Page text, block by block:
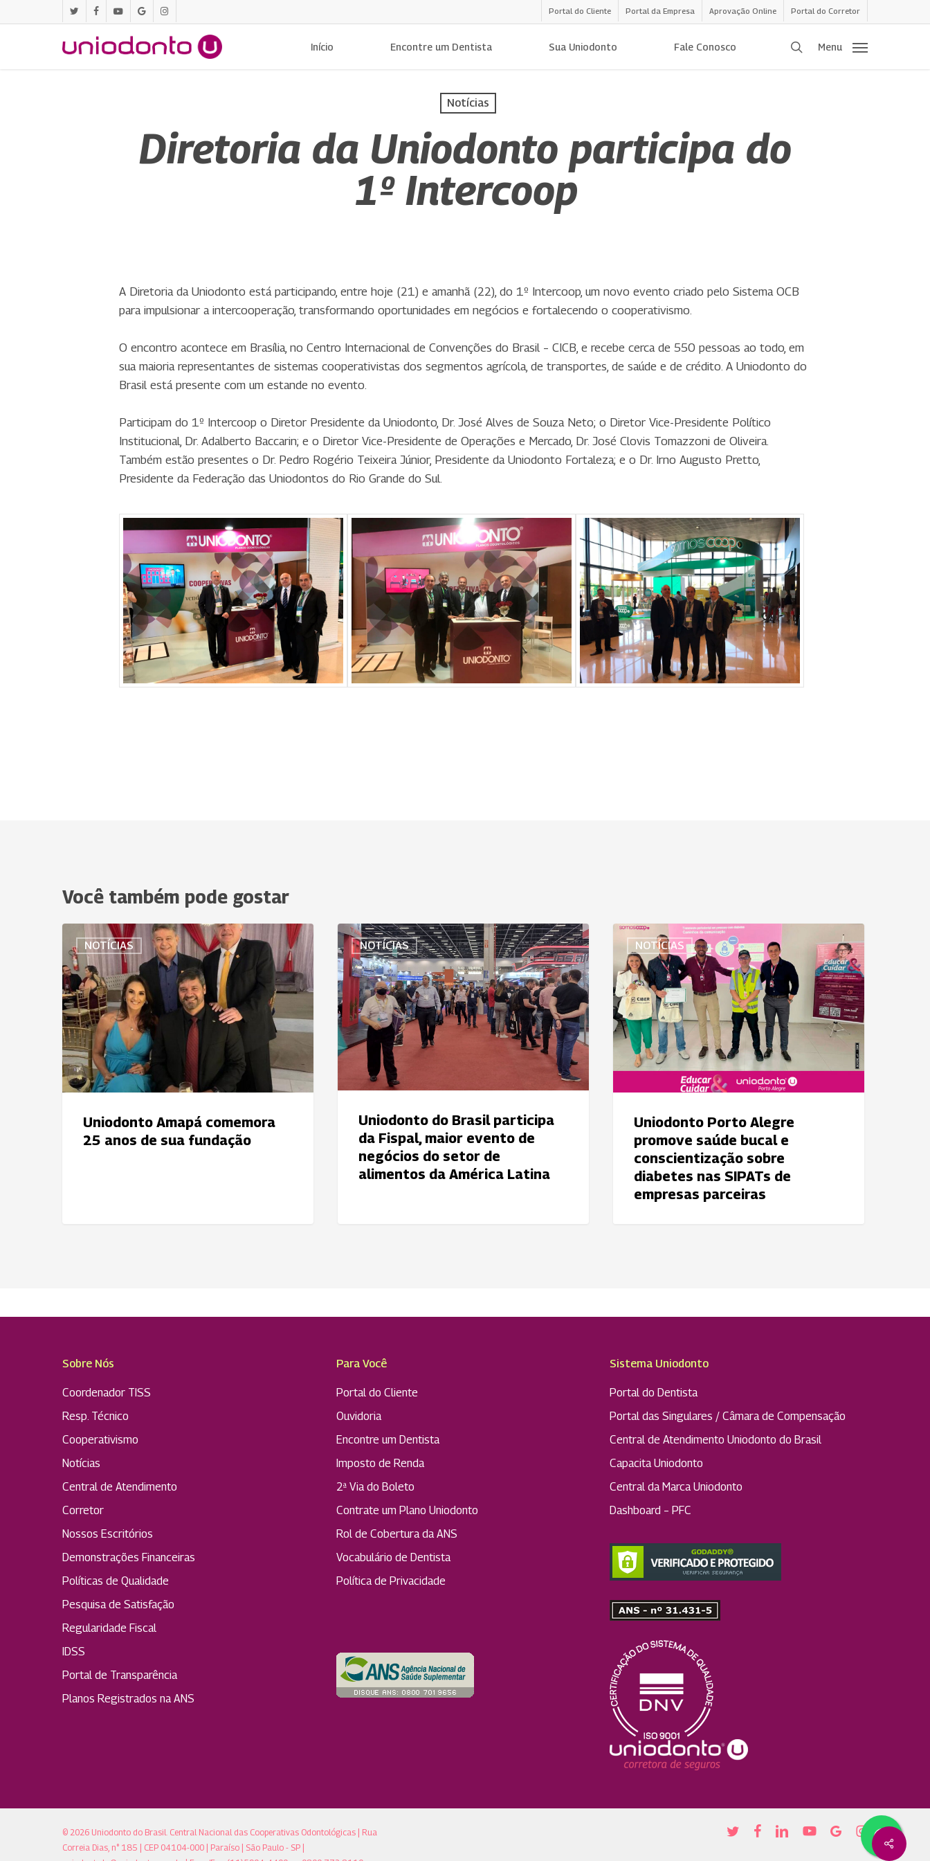
para
twitterfacebookyoutubegoogle-instagram
Portal do Cliente Portal da Empresa Aprovação Online Portal do Corretor
Início Encontre um Dentista Sua Uniodonto Fale Conosco procurar
Menu
Notícias
Diretoria da Uniodonto participa do
1º Intercoop
A Diretoria da Uniodonto está participando, entre hoje (21) e amanhã (22), do 1º Intercoop, um novo evento criado pelo Sistema OCB
para impulsionar a intercooperação, transformando oportunidades em negócios e fortalecendo o cooperativismo.
O encontro acontece em Brasília, no Centro Internacional de Convenções do Brasil – CICB, e recebe cerca de 550 pessoas ao todo, em
sua maioria representantes de sistemas cooperativistas dos segmentos agrícola, de transportes, de saúde e de crédito. A Uniodonto do
Brasil está presente com um estande no evento.
Participam do 1º Intercoop o Diretor Presidente da Uniodonto, Dr. José Alves de Souza Neto; o Diretor Vice-Presidente Político
Institucional, Dr. Adalberto Baccarin; e o Diretor Vice-Presidente de Operações e Mercado, Dr. José Clovis Tomazzoni de Oliveira.
Também estão presentes o Dr. Pedro Rogério Teixeira Júnior, Presidente da Uniodonto Fortaleza; e o Dr. Irno Augusto Pretto,
Presidente da Federação das Uniodontos do Rio Grande do Sul.
Você também pode gostar
NOTÍCIAS
Uniodonto
Amapá
comemora
25
anos
de
sua
fundação
Uniodonto Amapá comemora
25 anos de sua fundação
NOTÍCIAS
Uniodonto
do
Brasil
participa
da
Fispal,
maior
evento
negócios
setor
alimentos
Uniodonto do Brasil participa
da Fispal, maior evento de
negócios do setor de
alimentos da América Latina
NOTÍCIAS
Uniodonto
Porto
Alegre
promove
saúde
bucal
e
conscientização
sobre
diabetes
SIPATs
empresas
parceiras
Uniodonto Porto Alegre
promove saúde bucal e
conscientização sobre
diabetes nas SIPATs de
empresas parceiras
Share
Sobre Nós
Coordenador TISS
Resp. Técnico
Cooperativismo
Notícias
Central de Atendimento
Corretor
Nossos Escritórios
Demonstrações Financeiras
Políticas de Qualidade
Pesquisa de Satisfação
Regularidade Fiscal
IDSS
Portal de Transparência
Planos Registrados na ANS
Para Você
Portal do Cliente
Ouvidoria
Encontre um Dentista
Imposto de Renda
2ª Via do Boleto
Contrate um Plano Uniodonto
Rol de Cobertura da ANS
Vocabulário de Dentista
Política de Privacidade
Sistema Uniodonto
Portal do Dentista
Portal das Singulares / Câmara de Compensação
Central de Atendimento Uniodonto do Brasil
Capacita Uniodonto
Central da Marca Uniodonto
Dashboard – PFC
© 2026 Uniodonto do Brasil. Central Nacional das Cooperativas Odontológicas | Rua
Correia Dias, n° 185 | CEP 04104-000 | Paraíso | São Paulo - SP |
twitter facebooklinkedinyoutubegoogle-instagram